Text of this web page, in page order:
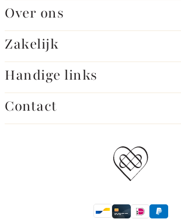
Over ons
Zakelijk
Handige links
Contact